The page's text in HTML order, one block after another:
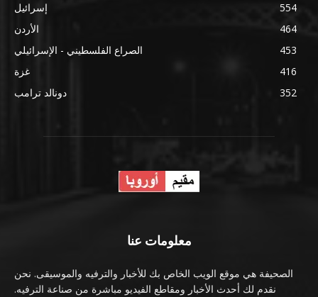
إسرائيل
554
الأردن
464
الصراع الفلسطيني - الإسرائيلي
453
غزة
416
دونالد ترامب
352
معلومات عنا
الصحيفة هي موقع الويب الخاص بك للأخبار والترفيه والموسيقى. نحن
نقدم لك أحدث الأخبار ومقاطع الفيديو مباشرة من صناعة الترفيه.